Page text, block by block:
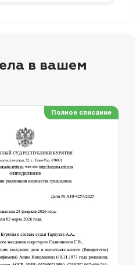
в вашем
Полное списание